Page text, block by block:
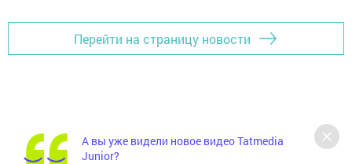
Перейти на страницу новости
А вы уже видели новое видео Tatmedia
Junior?